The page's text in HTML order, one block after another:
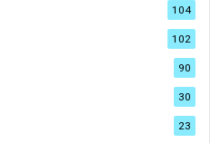
104
102
90
30
23